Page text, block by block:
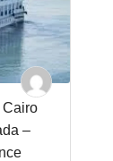
Cairo
–